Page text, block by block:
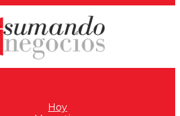
Hoy